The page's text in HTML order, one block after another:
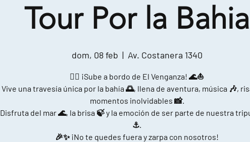
Tour Por la Bahia
dom, 08 feb
  |
Av. Costanera 1340
🏴‍☠️ ¡Sube a bordo de El Venganza! 🌊⛵
Vive una travesía única por la bahía 🌅, llena de aventura, música 🎶,
momentos inolvidables 📸.
Disfruta del mar 🌊, la brisa 🍃 y la emoción de ser parte de nuestra
⚓.
🎉✨ ¡No te quedes fuera y zarpa con nosotros!